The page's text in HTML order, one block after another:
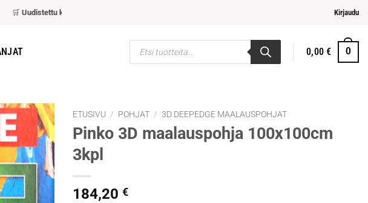
Uudistettu kassa– nopeampi ja helpompi maksaminen Kirjaudu
Products
search
0,00€ 0
ETUSIVU / POHJAT / 3D DEEPEDGE MAALAUSPOHJAT
Pinko 3D maalauspohja 100x100cm
3kpl
184,20 €